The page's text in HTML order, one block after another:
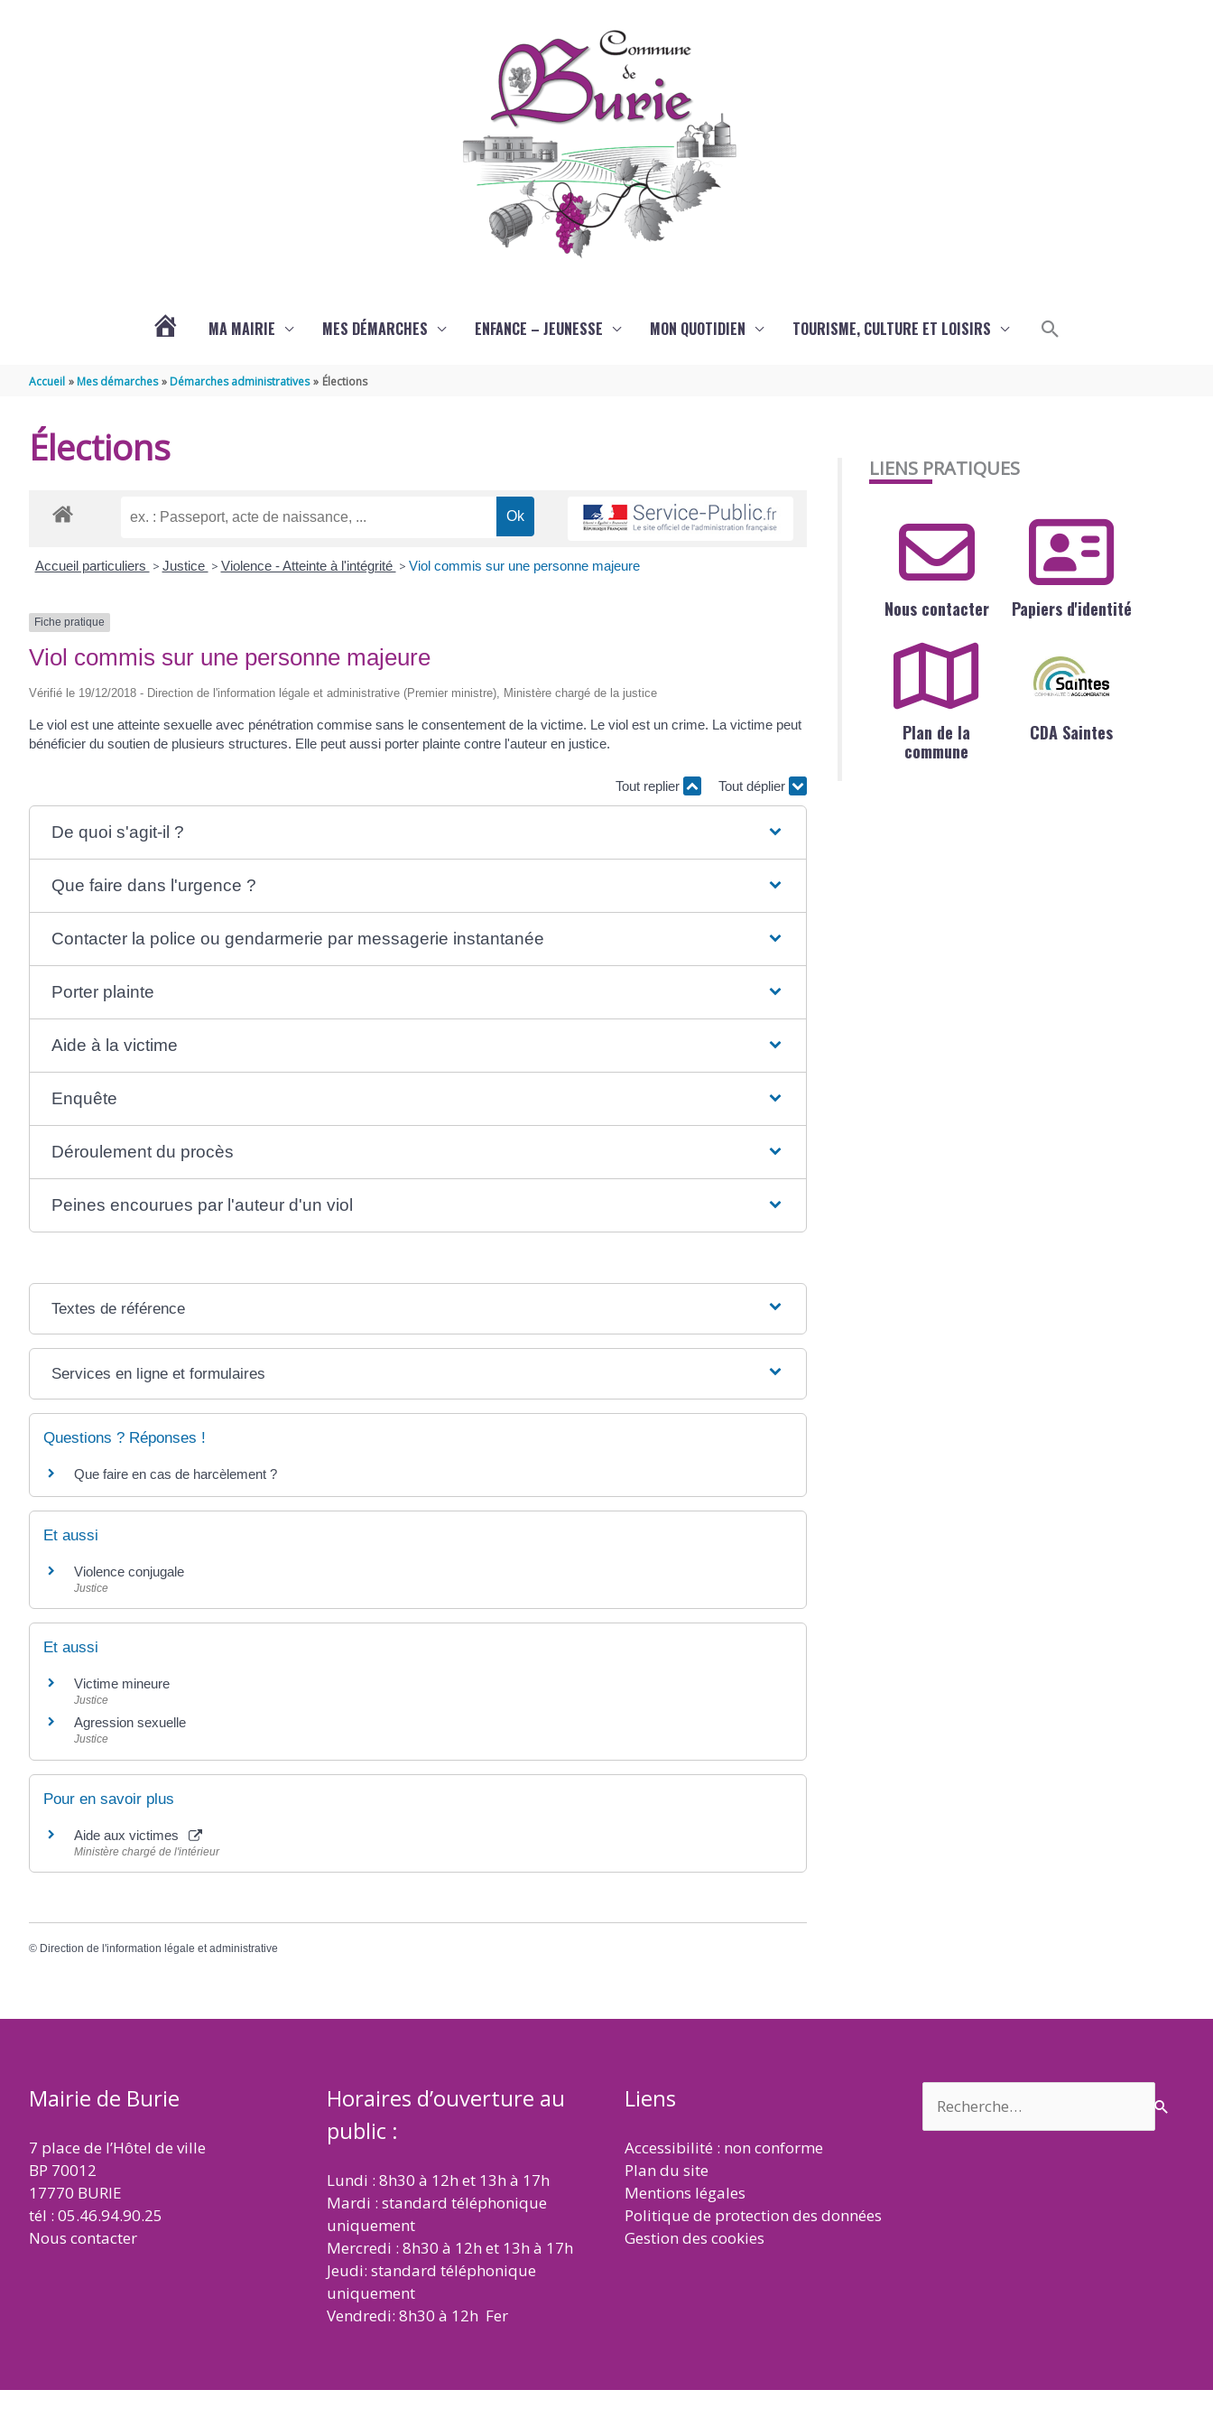
MA MAIRIE MES DÉMARCHES ENFANCE – JEUNESSE MON QUOTIDIEN TOURISME, CULTURE ET LOISIRS Rechercher
Accueil Mes démarches Démarches administratives Élections
Élections
Accueil particuliers > Justice > Violence - Atteinte à l'intégrité > Viol commis sur une personne majeure
Fiche pratique
Viol commis sur une personne majeure
Vérifié le 19/12/2018 - Direction de l'information légale et administrative (Premier ministre), Ministère chargé de la justice
Le viol est une atteinte sexuelle avec pénétration commise sans le consentement de la victime. Le viol est un crime. La victime peut
bénéficier du soutien de plusieurs structures. Elle peut aussi porter plainte contre l'auteur en justice.
Tout replier Tout déplier
De quoi s'agit-il ?
Que faire dans l'urgence ?
Contacter la police ou gendarmerie par messagerie instantanée
Porter plainte
Aide à la victime
Enquête
Déroulement du procès
Peines encourues par l'auteur d'un viol
Textes de référence
Services en ligne et formulaires
Questions ? Réponses !
Que faire en cas de harcèlement ?
Et aussi
Violence conjugale
Justice
Et aussi
Victime mineure
Justice
Agression sexuelle
Justice
Pour en savoir plus
Aide aux victimes
Ministère chargé de l'intérieur
© Direction de l'information légale et administrative
LIENS PRATIQUES
Nous contacter Papiers d'identité
Plan de la
commune
CDA Saintes
Mairie de Burie
7 place de l’Hôtel de ville
BP 70012
17770 BURIE
tél : 05.46.94.90.25
Nous contacter
Horaires d’ouverture au
public :
Lundi : 8h30 à 12h et 13h à 17h
Mardi : standard téléphonique
uniquement
Mercredi : 8h30 à 12h et 13h à 17h
Jeudi: standard téléphonique
uniquement
Vendredi: 8h30 à 12h Fer
Liens
Accessibilité : non conforme
Plan du site
Mentions légales
Politique de protection des données
Gestion des cookies